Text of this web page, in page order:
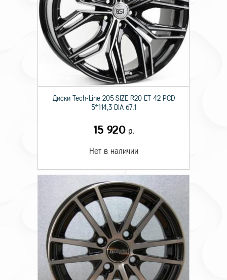
Диски Tech-Line 205 SIZE R20 ET 42 PCD
5*114,3 DIA 67.1
15 920р.
Нет в наличии